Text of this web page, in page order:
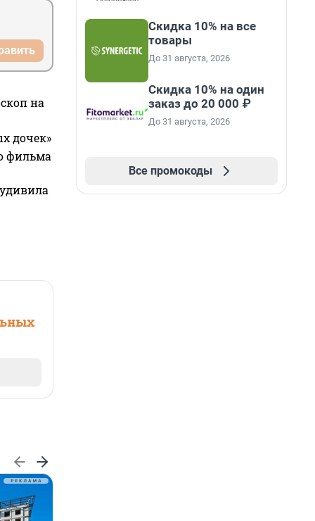
на
дочек»
фильма
Скидка 10% на все
товары
До 31 августа, 2026
Скидка 10% на один
заказ до 20 000 ₽
До 31 августа, 2026
Все промокоды